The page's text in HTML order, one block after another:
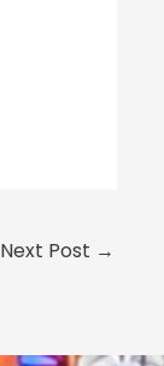
Next Post →